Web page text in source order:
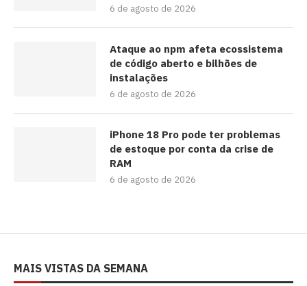
6 de agosto de 2026
Ataque ao npm afeta ecossistema
de código aberto e bilhões de
instalações
6 de agosto de 2026
iPhone 18 Pro pode ter problemas
de estoque por conta da crise de
RAM
6 de agosto de 2026
MAIS VISTAS DA SEMANA